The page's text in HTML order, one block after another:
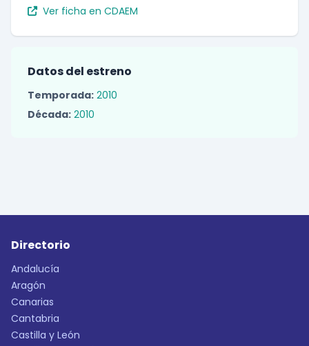
Ver ficha en CDAEM
Datos del estreno
Temporada: 2010
Década: 2010
Directorio
Andalucía
Aragón
Canarias
Cantabria
Castilla y León